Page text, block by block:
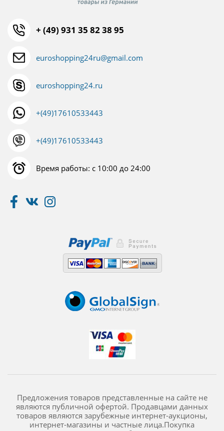
+ (49) 931 35 82 38 95
euroshopping24ru@gmail.com
euroshopping24.ru
+(49)17610533443
+(49)17610533443
Время работы: с 10:00 до 24:00
Предложения товаров представленные на сайте не
являются публичной офертой. Продавцами данных
товаров являются зарубежные интернет-аукционы,
интернет-магазины и частные лица.Покупка